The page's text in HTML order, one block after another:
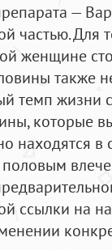
—
частью. Для
женщине
также
темп жизни
которые
находятся в
ссылки на